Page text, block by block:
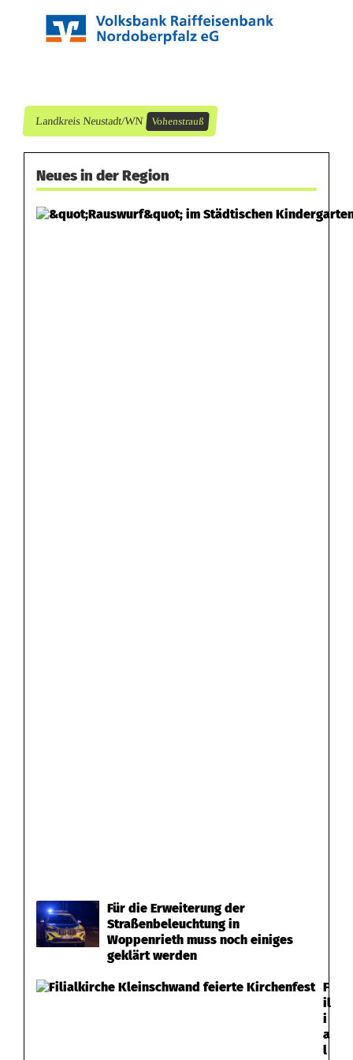
Landkreis Neustadt/WN Vohenstrauß
Neues in der Region
Für die Erweiterung der
Straßenbeleuchtung in
Woppenrieth muss noch einiges
geklärt werden
F
il
i
a
l